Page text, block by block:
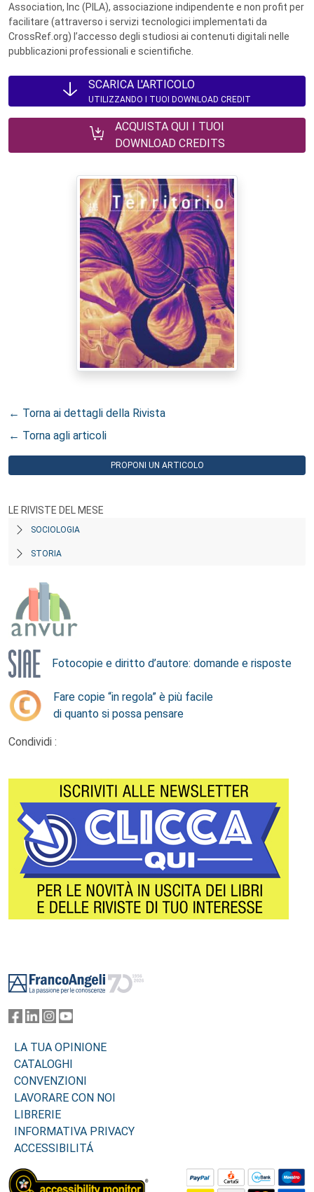
Association, Inc (PILA), associazione indipendente e non profit per
facilitare (attraverso i servizi tecnologici implementati da
CrossRef.org) l’accesso degli studiosi ai contenuti digitali nelle
pubblicazioni professionali e scientifiche.
SCARICA L'ARTICOLO
UTILIZZANDO I TUOI DOWNLOAD CREDIT
ACQUISTA QUI I TUOI
DOWNLOAD CREDITS
← Torna ai dettagli della Rivista
← Torna agli articoli
PROPONI UN ARTICOLO
LE RIVISTE DEL MESE
SOCIOLOGIA
STORIA
Fotocopie e diritto d’autore: domande e risposte
Fare copie “in regola” è più facile
di quanto si possa pensare
Condividi :
LA TUA OPINIONE
CATALOGHI
CONVENZIONI
LAVORARE CON NOI
LIBRERIE
INFORMATIVA PRIVACY
ACCESSIBILITÁ